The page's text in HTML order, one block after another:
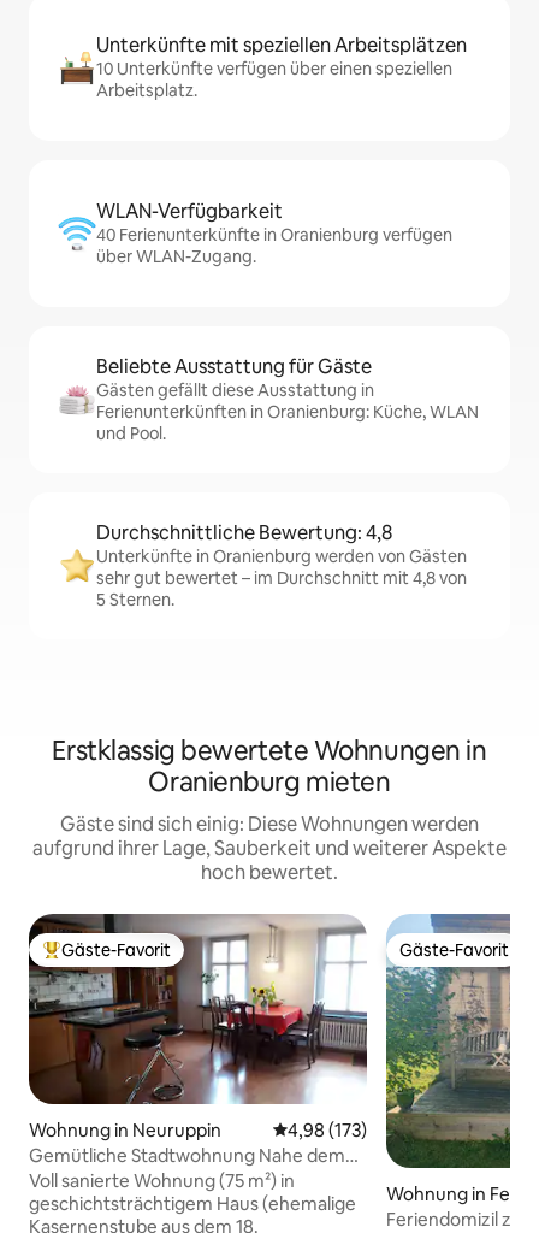
Unterkünfte mit speziellen Arbeitsplätzen
10 Unterkünfte verfügen über einen speziellen
Arbeitsplatz.
WLAN-Verfügbarkeit
40 Ferienunterkünfte in Oranienburg verfügen
über WLAN-Zugang.
Beliebte Ausstattung für Gäste
Gästen gefällt diese Ausstattung in
Ferienunterkünften in Oranienburg: Küche, WLAN
und Pool.
Durchschnittliche Bewertung: 4,8
Unterkünfte in Oranienburg werden von Gästen
sehr gut bewertet – im Durchschnitt mit 4,8 von
5 Sternen.
Erstklassig bewertete Wohnungen in
Oranienburg mieten
Gäste sind sich einig: Diese Wohnungen werden
aufgrund ihrer Lage, Sauberkeit und weiterer Aspekte
hoch bewertet.
Beliebter Gäste-Favorit.
Gäste-Favorit
Wohnung in Neuruppin Durchschnittliche Bewertung:
4,98 (173)
Gemütliche Stadtwohnung Nahe dem
Neuruppiner See
Voll sanierte Wohnung (75 m²) in
geschichtsträchtigem Haus (ehemalige
Kasernenstube aus dem 18.
Gäste-Favorit
Gäste-Favorit
Wohnung in
Feriendomizil